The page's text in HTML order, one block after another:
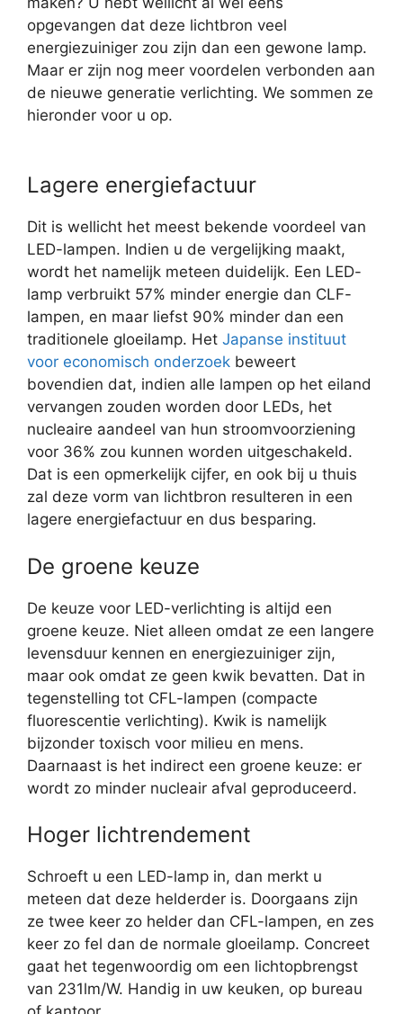
opgevangen dat deze lichtbron veel
energiezuiniger zou zijn dan een gewone lamp.
Maar er zijn nog meer voordelen verbonden aan
de nieuwe generatie verlichting. We sommen ze
hieronder voor u op.
Lagere energiefactuur
Dit is wellicht het meest bekende voordeel van
LED-lampen. Indien u de vergelijking maakt,
wordt het namelijk meteen duidelijk. Een LED-
lamp verbruikt 57% minder energie dan CLF-
lampen, en maar liefst 90% minder dan een
traditionele gloeilamp. Het Japanse instituut
voor economisch onderzoek beweert
bovendien dat, indien alle lampen op het eiland
vervangen zouden worden door LEDs, het
nucleaire aandeel van hun stroomvoorziening
voor 36% zou kunnen worden uitgeschakeld.
Dat is een opmerkelijk cijfer, en ook bij u thuis
zal deze vorm van lichtbron resulteren in een
lagere energiefactuur en dus besparing.
De groene keuze
De keuze voor LED-verlichting is altijd een
groene keuze. Niet alleen omdat ze een langere
levensduur kennen en energiezuiniger zijn,
maar ook omdat ze geen kwik bevatten. Dat in
tegenstelling tot CFL-lampen (compacte
fluorescentie verlichting). Kwik is namelijk
bijzonder toxisch voor milieu en mens.
Daarnaast is het indirect een groene keuze: er
wordt zo minder nucleair afval geproduceerd.
Hoger lichtrendement
Schroeft u een LED-lamp in, dan merkt u
meteen dat deze helderder is. Doorgaans zijn
ze twee keer zo helder dan CFL-lampen, en zes
keer zo fel dan de normale gloeilamp. Concreet
gaat het tegenwoordig om een lichtopbrengst
van 231lm/W. Handig in uw keuken, op bureau